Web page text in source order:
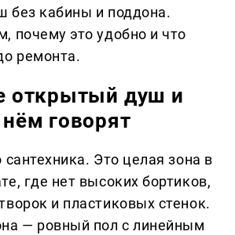
без кабины и поддона.
почему это удобно и что
ремонта.
открытый душ и
говорят
сантехника. Это целая зона в
где нет высоких бортиков,
и пластиковых стенок.
— ровный пол с линейным